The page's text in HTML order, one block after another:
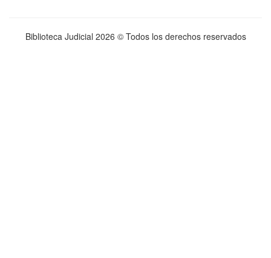
Biblioteca Judicial 2026 © Todos los derechos reservados